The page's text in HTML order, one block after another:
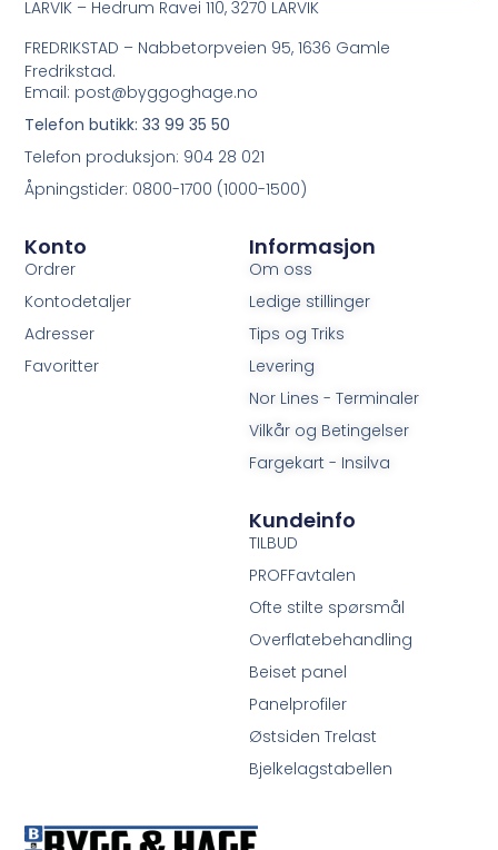
Informasjon
Om oss
Ledige stillinger
Tips og Triks
Levering
Nor Lines - Terminaler
Vilkår og Betingelser
Fargekart - Insilva
Konto
Ordrer
Kontodetaljer
Adresser
Favoritter
Kundeinfo
TILBUD
PROFFavtalen
Ofte stilte spørsmål
Overflatebehandling
Beiset panel
Panelprofiler
Østsiden Trelast
Bjelkelagstabellen
LARVIK – Hedrum Ravei 110, 3270 LARVIK
FREDRIKSTAD – Nabbetorpveien 95, 1636 Gamle
Fredrikstad.
Email: post@byggoghage.no
Telefon butikk: 33 99 35 50
Telefon produksjon: 904 28 021
Åpningstider: 0800-1700 (1000-1500)